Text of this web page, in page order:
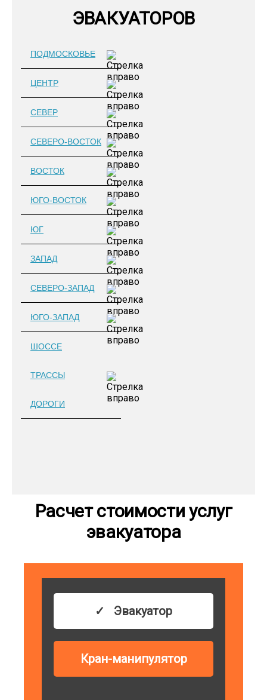
ЭВАКУАТОРОВ
ПОДМОСКОВЬЕ
ЦЕНТР
СЕВЕР
СЕВЕРО-ВОСТОК
ВОСТОК
ЮГО-ВОСТОК
ЮГ
ЗАПАД
СЕВЕРО-ЗАПАД
ЮГО-ЗАПАД
ШОССЕ
ТРАССЫ
ДОРОГИ
Расчет стоимости услуг
эвакуатора
Эвакуатор
Кран-манипулятор